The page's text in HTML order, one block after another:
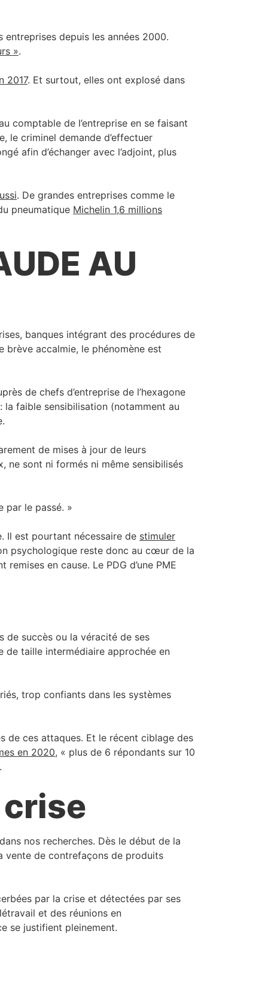
depuis les années 2000.
».
2017. Et surtout, elles ont explosé dans
comptable de l’entreprise en se faisant
le criminel demande d’effectuer
afin d’échanger avec l’adjoint, plus
. De grandes entreprises comme le
pneumatique Michelin 1,6 millions
AU
banques intégrant des procédures de
accalmie, le phénomène est
de chefs d’entreprise de l’hexagone
faible sensibilisation (notamment au
de mises à jour de leurs
ne sont ni formés ni même sensibilisés
par le passé. »
Il est pourtant nécessaire de stimuler
psychologique reste donc au cœur de la
en cause. Le PDG d’une PME
de succès ou la véracité de ses
de taille intermédiaire approchée en
trop confiants dans les systèmes
de ces attaques. Et le récent ciblage des
en 2020, « plus de 6 répondants sur 10
nos recherches. Dès le début de la
vente de contrefaçons de produits
par la crise et détectées par ses
et des réunions en
se justifient pleinement.